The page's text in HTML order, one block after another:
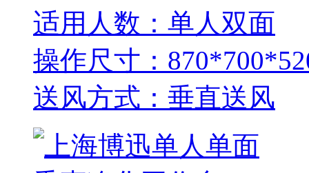
适用人数：单人双面
操作尺寸：
送风方式：垂直送风